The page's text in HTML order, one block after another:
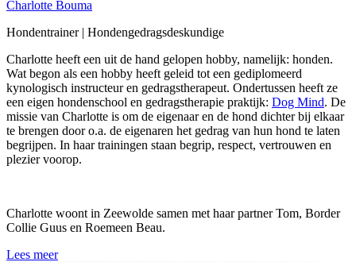
Charlotte Bouma
Hondentrainer | Hondengedragsdeskundige
Charlotte heeft een uit de hand gelopen hobby, namelijk: honden.
Wat begon als een hobby heeft geleid tot een gediplomeerd
kynologisch instructeur en gedragstherapeut. Ondertussen heeft ze
een eigen hondenschool en gedragstherapie praktijk: Dog Mind. De
missie van Charlotte is om de eigenaar en de hond dichter bij elkaar
te brengen door o.a. de eigenaren het gedrag van hun hond te laten
begrijpen. In haar trainingen staan begrip, respect, vertrouwen en
plezier voorop.
Charlotte woont in Zeewolde samen met haar partner Tom, Border
Collie Guus en Roemeen Beau.
Lees meer